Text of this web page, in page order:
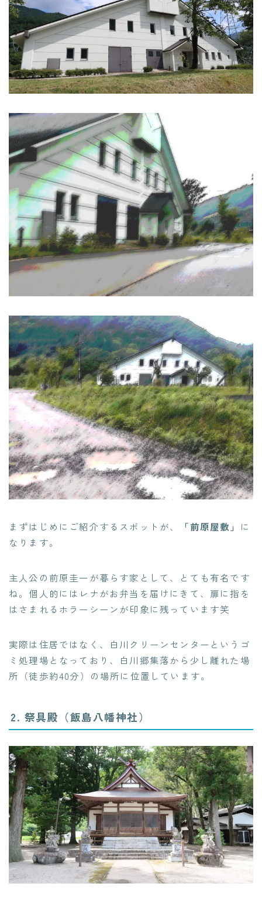
まずはじめにご紹介するスポットが、 「前原屋敷」
に
なります。
主人公の前原圭一が暮らす家として、とても有名です
ね。個人的にはレナがお弁当を届けにきて、扉に指を
はさまれるホラーシーンが印象に残っています笑
実際は住居ではなく、白川クリーンセンターというゴ
ミ処理場となっており、白川郷集落から少し離れた場
所（徒歩約40分）の場所に位置しています。
2. 祭具殿（飯島八幡神社）